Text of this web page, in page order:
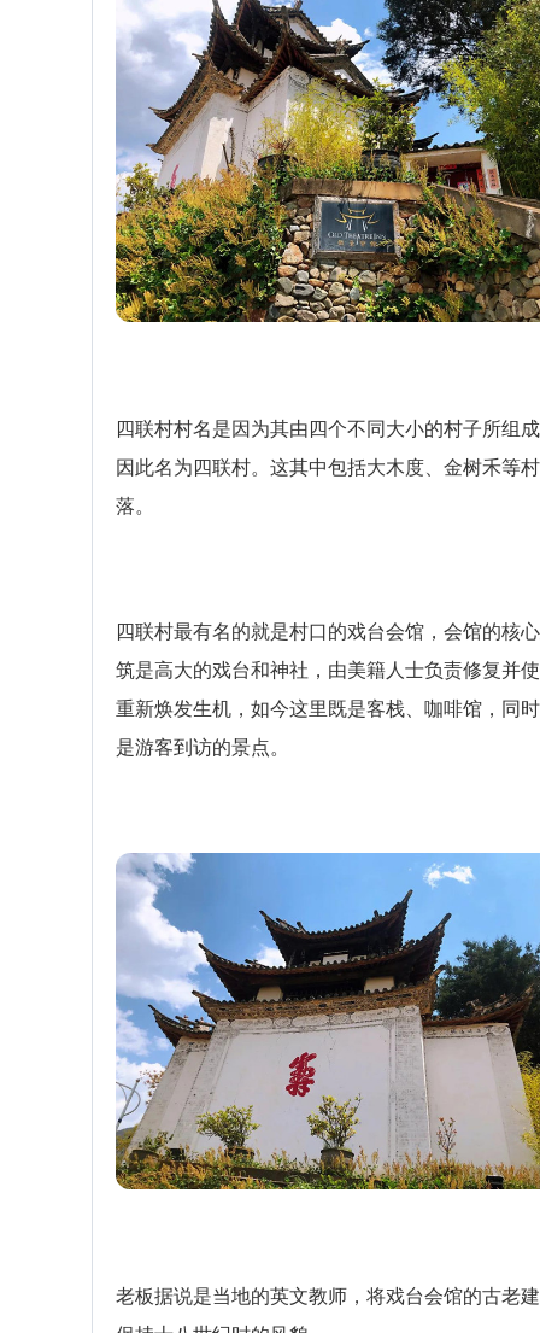
四联村村名是因为其由四个不同大小的村子所组
因此名为四联村。这其中包括大木度、金树禾等村
落。
四联村最有名的就是村口的戏台会馆，会馆的核
筑是高大的戏台和神社，由美籍人士负责修复并
重新焕发生机，如今这里既是客栈、咖啡馆，同
是游客到访的景点。
老板据说是当地的英文教师，将戏台会馆的古老